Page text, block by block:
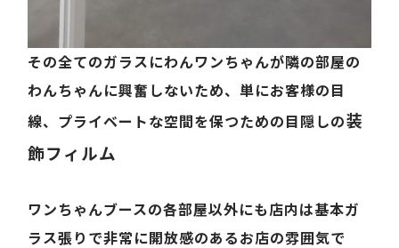
その全てのガラスにわんワンちゃんが隣の部屋の
わんちゃんに興奮しないため、単にお客様の目
線、プライベートな空間を保つための目隠しの装
飾フィルム
ワンちゃんブースの各部屋以外にも店内は基本ガ
ラス張りで非常に開放感のあるお店の雰囲気で